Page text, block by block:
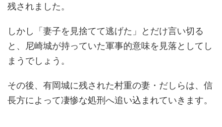
残されました。
しかし「妻子を見捨てて逃げた」とだけ言い切る
と、尼崎城が持っていた軍事的意味を見落としてし
まうでしょう。
その後、有岡城に残された村重の妻・だしらは、信
長方によって凄惨な処刑へ追い込まれていきます。